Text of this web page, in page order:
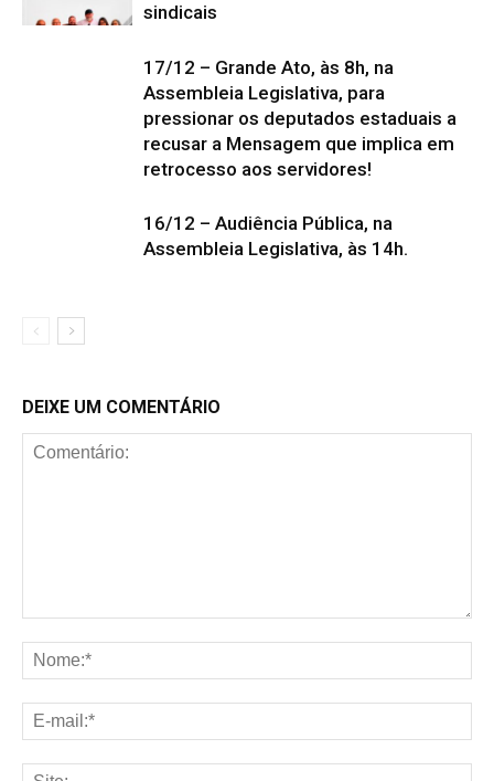
sindicais
17/12 – Grande Ato, às 8h, na
Assembleia Legislativa, para
pressionar os deputados estaduais a
recusar a Mensagem que implica em
retrocesso aos servidores!
16/12 – Audiência Pública, na
Assembleia Legislativa, às 14h.
DEIXE UM COMENTÁRIO